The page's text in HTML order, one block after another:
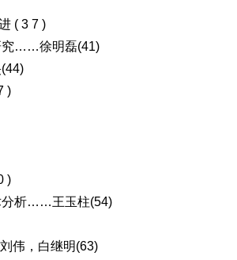
( 3 7 )
究……徐明磊(41)
)
)
分析……王玉柱(54)
伟，白继明(63)